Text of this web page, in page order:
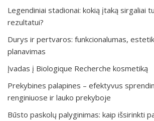
Legendiniai stadionai: kokią įtaką sirgaliai
rezultatui?
Durys ir pertvaros: funkcionalumas,
planavimas
Įvadas į Biologique Recherche kosmetiką
Prekybines palapines – efektyvus
renginiuose ir lauko prekyboje
Būsto paskolų palyginimas: kaip išsirinkti